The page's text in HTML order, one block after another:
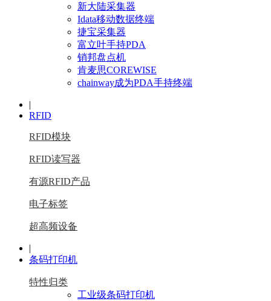
新大陆采集器
Idata移动数据终端
捷宝采集器
富立叶手持PDA
销邦盘点机
肯麦思COREWISE
chainway成为PDA手持终端
|
RFID
RFID模块
RFID读写器
有源RFID产品
电子标签
超高频设备
|
条码打印机
特性归类
工业级条码打印机